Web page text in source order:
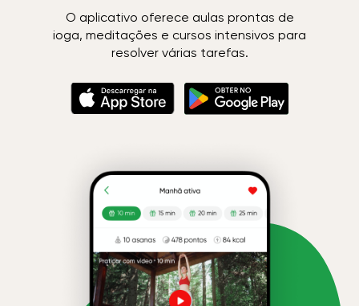
O aplicativo oferece aulas prontas de
ioga, meditações e cursos intensivos para
resolver várias tarefas.